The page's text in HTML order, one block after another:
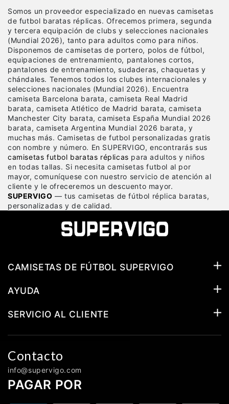
Somos un proveedor especializado en nuevas camisetas
de futbol baratas réplicas. Ofrecemos primera, segunda
y tercera equipación de clubs y selecciones nacionales
(Mundial 2026), tanto para adultos como para niños.
Disponemos de camisetas de portero, polos de fútbol,
equipaciones de entrenamiento, pantalones cortos,
pantalones de entrenamiento, sudaderas, chaquetas y
chándales. Tenemos todos los clubes internacionales y
selecciones nacionales (Mundial 2026). Encuentra
camiseta Barcelona barata, camiseta Real Madrid
barata, camiseta Atlético de Madrid barata, camiseta
Manchester City barata, camiseta España Mundial 2026
barata, camiseta Argentina Mundial 2026 barata, y
muchas más. Camisetas de futbol personalizadas gratis
con nombre y número. En SUPERVIGO, encontrarás sus
camisetas futbol baratas réplicas para adultos y niños
en todas tallas. Si necesita camisetas futbol al por
mayor, comuníquese con nuestro servicio de atención al
cliente y le ofreceremos un descuento mayor.
SUPERVIGO — tus camisetas de fútbol réplica baratas,
personalizadas y de calidad.
CAMISETAS DE FÚTBOL SUPERVIGO
AYUDA
SERVICIO AL CLIENTE
Contacto
info@supervigo.com
PAGAR POR